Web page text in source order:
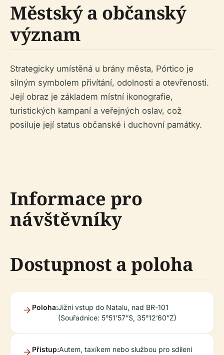
Městský a občanský
význam
Strategicky umístěná u brány města, Pórtico je
silným symbolem přivítání, odolnosti a otevřenosti.
Její obraz je základem místní ikonografie,
turistických kampaní a veřejných oslav, což
posiluje její status občanské i duchovní památky.
Informace pro
návštěvníky
Dostupnost a poloha
Poloha:Jižní vstup do Natalu, nad BR-101
(Souřadnice: 5°51’57”S, 35°12’60”Z)
Přístup:Autem, taxíkem nebo službou pro sdílení